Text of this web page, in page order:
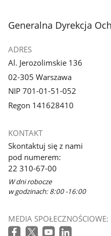
stopka
Generalna Dyrekcja
ADRES
Al. Jerozolimskie 136
02-305 Warszawa
NIP 701-01-51-052
Regon 141628410
KONTAKT
Skontaktuj się z nami
pod numerem:
22 310-67-00
W dni robocze
w godzinach: 8:00 -16:00
MEDIA SPOŁECZNOŚCIOWE: